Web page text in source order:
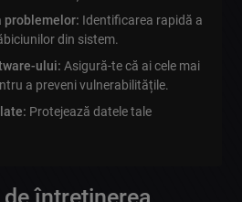
problemelor: Identificarea rapidă a
din sistem.
ului: Asigură-te că ai cele mai
a preveni vulnerabilitățile.
Protejează datele tale